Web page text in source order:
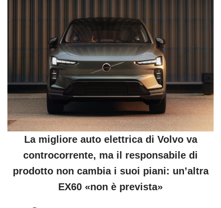
La migliore auto elettrica di Volvo va
controcorrente, ma il responsabile di
prodotto non cambia i suoi piani: un’altra
EX60 «non è prevista»